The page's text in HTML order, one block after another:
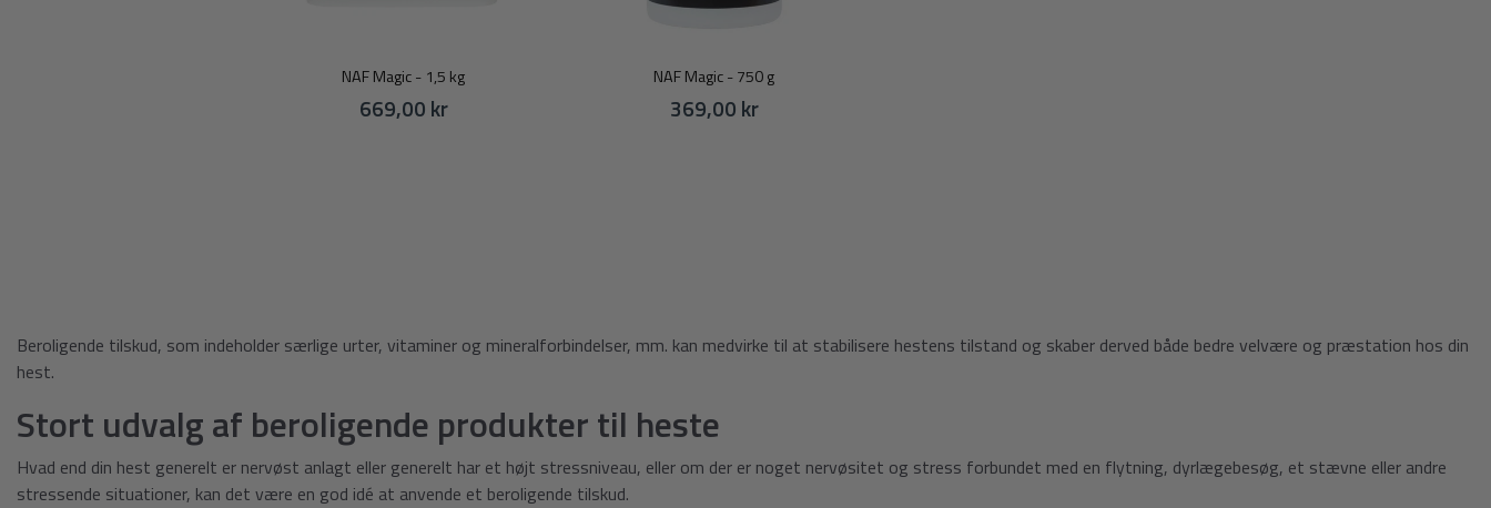
Beroligende tilskud, som indeholder særlige urter, vitaminer og mineralforbindelser, mm. kan medvirke til at stabilisere hestens tilstand og skaber derved både bedre velvære og præstation hos din
hest.
Stort udvalg af beroligende produkter til heste
Hvad end din hest generelt er nervøst anlagt eller generelt har et højt stressniveau, eller om der er noget nervøsitet og stress forbundet med en flytning, dyrlægebesøg, et stævne eller andre
stressende situationer, kan det være en god idé at anvende et beroligende tilskud.
NAF Magic - 1,5 kg
669,00 kr
NAF Magic - 750 g
369,00 kr